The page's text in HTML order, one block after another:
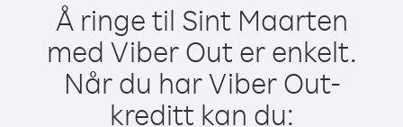
Å ringe til Sint Maarten
med Viber Out er enkelt.
Når du har Viber Out-
kreditt kan du: